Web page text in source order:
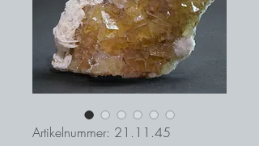
Artikelnummer: 21.11.45